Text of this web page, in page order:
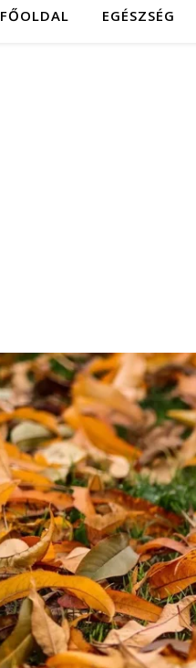
FŐOLDAL EGÉSZSÉG